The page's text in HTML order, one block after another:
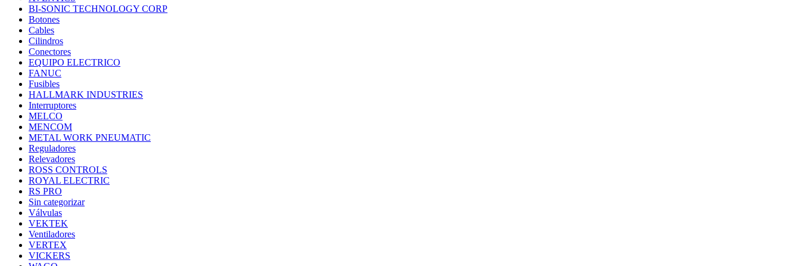
BI-SONIC TECHNOLOGY CORP
Botones
Cables
Cilindros
Conectores
EQUIPO ELECTRICO
FANUC
Fusibles
HALLMARK INDUSTRIES
Interruptores
MELCO
MENCOM
METAL WORK PNEUMATIC
Reguladores
Relevadores
ROSS CONTROLS
ROYAL ELECTRIC
RS PRO
Sin categorizar
Válvulas
VEKTEK
Ventiladores
VERTEX
VICKERS